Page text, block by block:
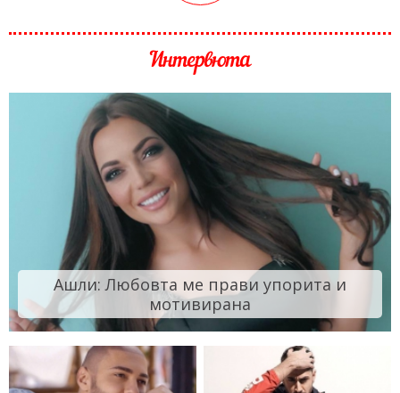
Интервюта
Ашли: Любовта ме прави упорита и
мотивирана